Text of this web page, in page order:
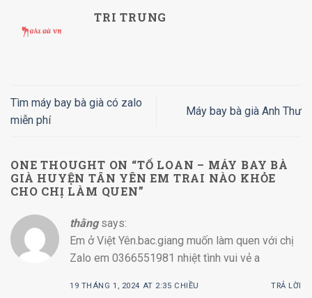
TRI TRUNG
Tìm máy bay bà già có zalo
miễn phí
Máy bay bà già Anh Thư
ONE THOUGHT ON “TỐ LOAN – MÁY BAY BÀ
GIÀ HUYỆN TÂN YÊN EM TRAI NÀO KHỎE
CHO CHỊ LÀM QUEN”
thằng says:
Em ở Việt Yên.bac.giang muốn làm quen với chị
Zalo em 0366551981 nhiệt tình vui vẻ a
19 THÁNG 1, 2024 AT 2:35 CHIỀU TRẢ LỜI